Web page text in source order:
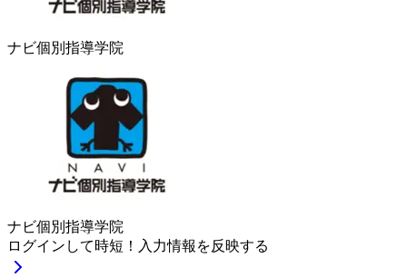
ナビ個別指導学院
ナビ個別指導学院
ログインして時短！入力情報を反映する